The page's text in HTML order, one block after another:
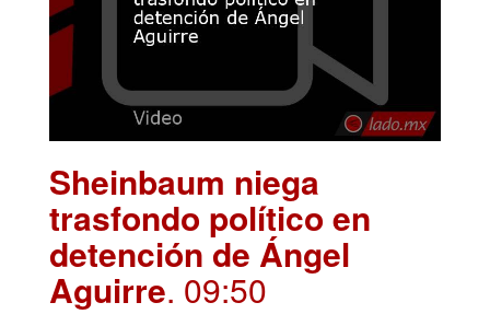
Sheinbaum niega
trasfondo político en
detención de Ángel
Aguirre. 09:50